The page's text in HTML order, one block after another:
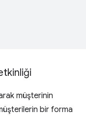
müşterinin
bir forma